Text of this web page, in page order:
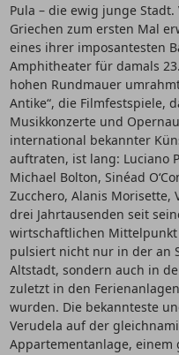
Pula – die ewig junge
Griechen zum ersten Mal
eines ihrer imposantesten
Amphitheater für damals
hohen Rundmauer
Antike“, die Filmfestspiele,
Musikkonzerte und
international bekannter
auftraten, ist lang: Luciano
Michael Bolton, Sinéad
Zucchero, Alanis Morisette,
drei Jahrtausenden seit
wirtschaftlichen Mittelpunkt
pulsiert nicht nur in der an
Altstadt, sondern auch in
zuletzt in den
wurden. Die bekannteste
Verudela auf der
Appartementanlage, einem